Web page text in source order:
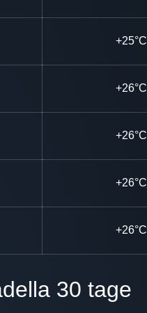
+25°C
+26°C
+26°C
+26°C
+26°C
30 tage